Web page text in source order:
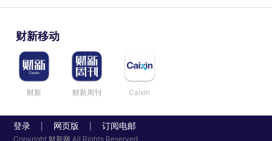
财新移动
财新 财新周刊 Caixin
登录 网页版 订阅电邮
Copyright 财新网 All Rights Reserved